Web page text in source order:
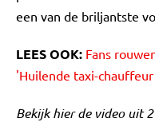
een van de briljantste
LEES OOK: Fans
'Huilende taxi-
Bekijk hier de video uit